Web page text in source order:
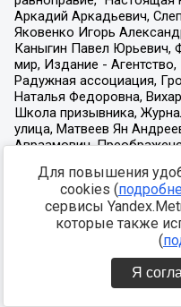
Для повышения
cookies (
сервисы
которые также
(
Я